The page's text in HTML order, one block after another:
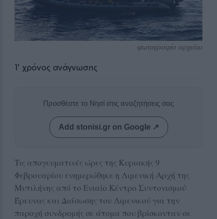
φωτογραφία αρχείου
1' χρόνος ανάγνωσης
Προσθέστε το Νησί στις αναζητήσεις σας
Add stonisi.gr on Google ↗
Τις απογευματινές ώρες της Κυριακής 9
Φεβρουαρίου ενημερώθηκε η Λιμενική Αρχή της
Μυτιλήνης από το Ενιαίο Κέντρο Συντονισμού
Έρευνας και Διάσωσης του Λιμενικού για την
παροχή συνδρομής σε άτομα που βρίσκονταν σε